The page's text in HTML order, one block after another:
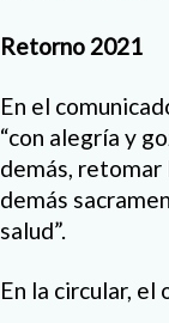
Retorno 2021
En el
“con alegría y
demás, retomar
demás
salud”.
En la circular, el